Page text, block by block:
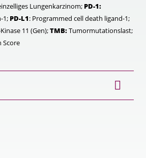
Lungenkarzinom; PD-1:
1; PD-L1: Programmed cell death ligand-1;
11 (Gen);TMB:Tumormutationslast;
Score